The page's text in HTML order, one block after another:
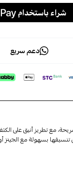
دعم سريع
مع تطريز أنيق على
بسهولة مع